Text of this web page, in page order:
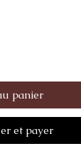
panier
et payer